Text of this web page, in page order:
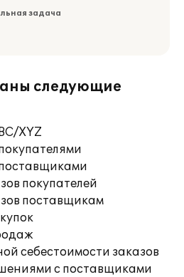
задача
следующие
XYZ
покупателей
поставщикам
себестоимости заказов
с поставщиками